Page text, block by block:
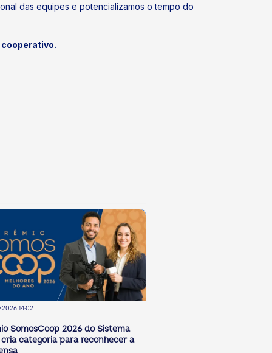
das equipes e potencializamos o tempo do
14:02
SomosCoop 2026 do Sistema
cria categoria para reconhecer a